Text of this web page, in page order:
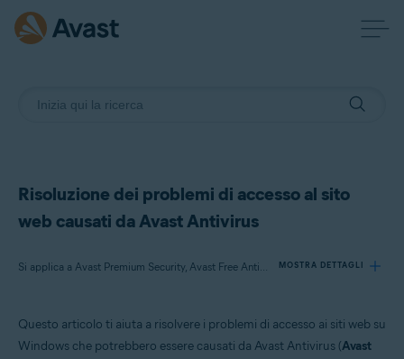
Risoluzione dei problemi di accesso al sito
web causati da Avast Antivirus
Si applica a Avast Premium Security, Avast Free Antivirus, Avast One MOSTRA DETTAGLI
Questo articolo ti aiuta a risolvere i problemi di accesso ai siti web su
Windows che potrebbero essere causati da Avast Antivirus (Avast